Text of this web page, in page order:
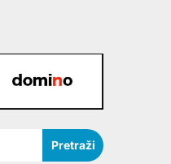
Pretraži